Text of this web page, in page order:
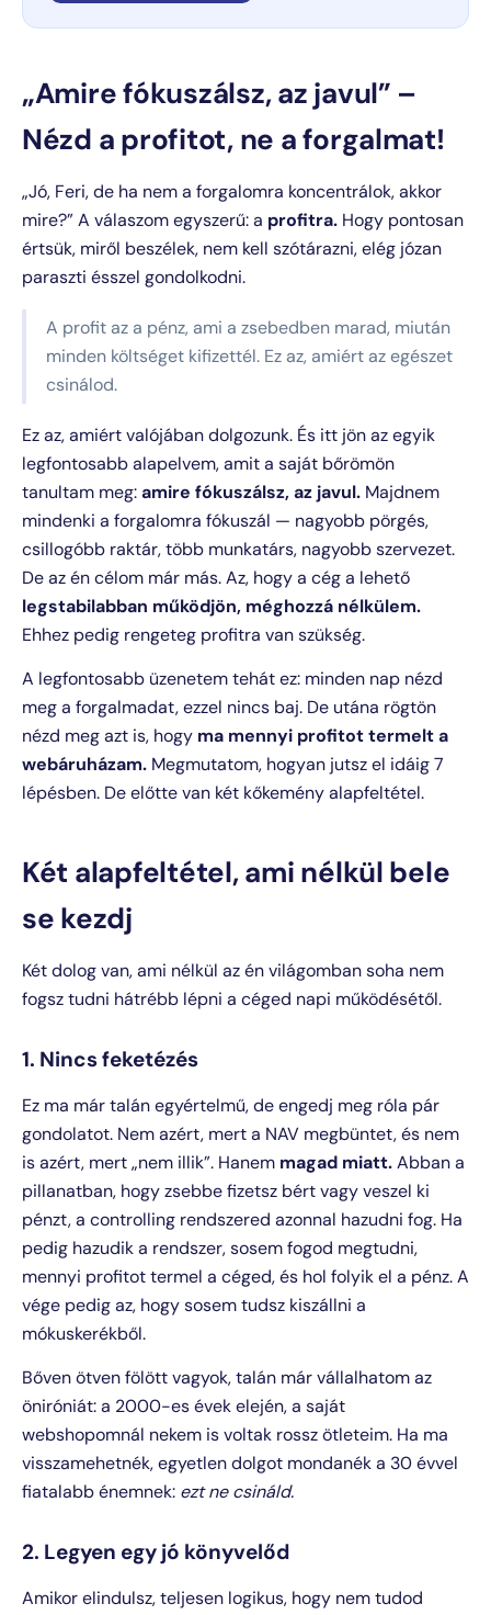
„Amire fókuszálsz, az javul” –
Nézd a profitot, ne a forgalmat!
„Jó, Feri, de ha nem a forgalomra koncentrálok, akkor
mire?” A válaszom egyszerű: a profitra. Hogy pontosan
értsük, miről beszélek, nem kell szótárazni, elég józan
paraszti ésszel gondolkodni.
A profit az a pénz, ami a zsebedben marad, miután
minden költséget kifizettél. Ez az, amiért az egészet
csinálod.
Ez az, amiért valójában dolgozunk. És itt jön az egyik
legfontosabb alapelvem, amit a saját bőrömön
tanultam meg:amire fókuszálsz, az javul. Majdnem
mindenki a forgalomra fókuszál — nagyobb pörgés,
csillogóbb raktár, több munkatárs, nagyobb szervezet.
De az én célom már más. Az, hogy a cég a lehető
legstabilabban működjön, méghozzá nélkülem.
Ehhez pedig rengeteg profitra van szükség.
A legfontosabb üzenetem tehát ez: minden nap nézd
meg a forgalmadat, ezzel nincs baj. De utána rögtön
nézd meg azt is, hogy ma mennyi profitot termelt a
webáruházam. Megmutatom, hogyan jutsz el idáig 7
lépésben. De előtte van két kőkemény alapfeltétel.
Két alapfeltétel, ami nélkül bele
se kezdj
Két dolog van, ami nélkül az én világomban soha nem
fogsz tudni hátrébb lépni a céged napi működésétől.
1. Nincs feketézés
Ez ma már talán egyértelmű, de engedj meg róla pár
gondolatot. Nem azért, mert a NAV megbüntet, és nem
is azért, mert „nem illik”. Hanem magad miatt.Abban a
pillanatban, hogy zsebbe fizetsz bért vagy veszel ki
pénzt, a controlling rendszered azonnal hazudni fog. Ha
pedig hazudik a rendszer, sosem fogod megtudni,
mennyi profitot termel a céged, és hol folyik el a pénz. A
vége pedig az, hogy sosem tudsz kiszállni a
mókuskerékből.
Bőven ötven fölött vagyok, talán már vállalhatom az
öniróniát: a 2000-es évek elején, a saját
webshopomnál nekem is voltak rossz ötleteim. Ha ma
visszamehetnék, egyetlen dolgot mondanék a 30 évvel
fiatalabb énemnek: ezt ne csináld.
2. Legyen egy jó könyvelőd
Amikor elindulsz, teljesen logikus, hogy nem tudod